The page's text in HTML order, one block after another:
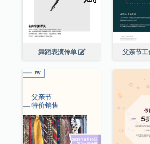
舞蹈表演传单 父亲节